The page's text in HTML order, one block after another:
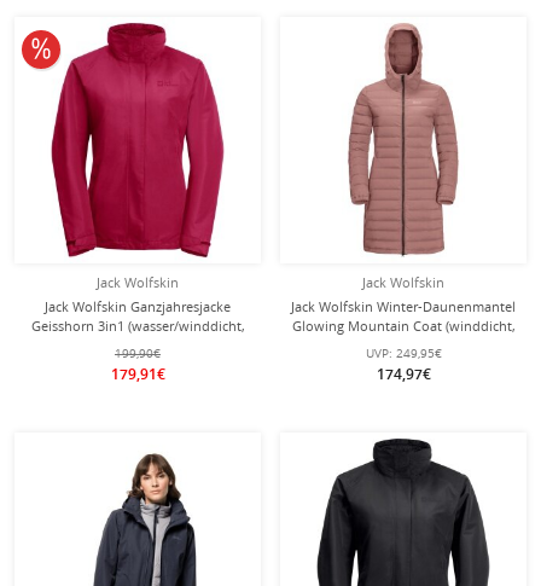
Jack Wolfskin
Jack Wolfskin Ganzjahresjacke
Geisshorn 3in1 (wasser/winddicht,
atmungsaktiv, warm) cranberryrot
Damen
199,90€
179,91€
10% reduziert
Jack Wolfskin
Jack Wolfskin Winter-Daunenmantel
Glowing Mountain Coat (winddicht,
warm, PFC-frei) rosa Damen
UVP: 249,95€
174,97€